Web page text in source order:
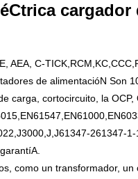
cargador
AEA, C-
de alimentacióN Son
carga, cortocircuito, la
261347-
como un transformador, un